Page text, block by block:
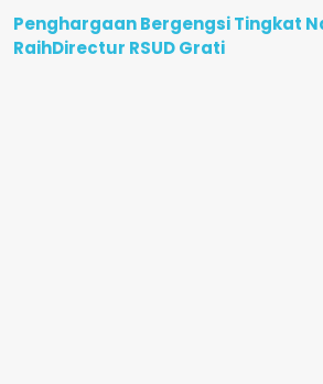
Penghargaan Bergengsi Tingkat
RaihDirectur RSUD Grati